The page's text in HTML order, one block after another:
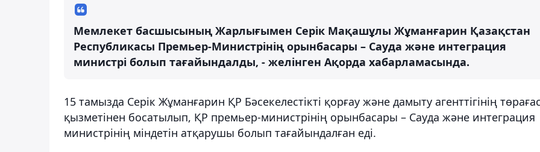
Мемлекет басшысының Жарлығымен Серік Мақашұлы Жұманғарин Қазақстан
Республикасы Премьер-Министрінің орынбасары – Сауда және интеграция
министрі болып тағайындалды, - желінген Ақорда хабарламасында.
15 тамызда Серік Жұманғарин ҚР Бәсекелестікті қорғау және дамыту агенттігінің
қызметінен босатылып, ҚР премьер-министрінің орынбасары – Сауда және интеграция
министрінің міндетін атқарушы болып тағайындалған еді.